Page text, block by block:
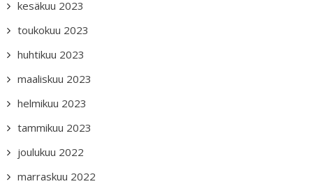
kesäkuu 2023
toukokuu 2023
huhtikuu 2023
maaliskuu 2023
helmikuu 2023
tammikuu 2023
joulukuu 2022
marraskuu 2022